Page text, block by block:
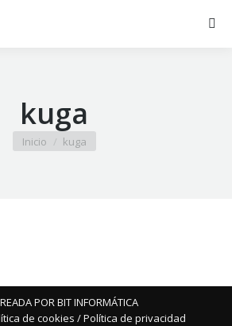
kuga
Estás aquí:
Inicio kuga
POR BIT INFORMÁTICA
de cookies /Política de privacidad